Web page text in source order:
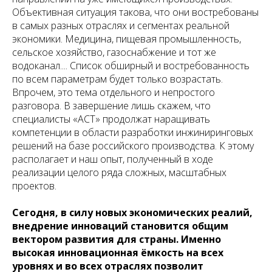
Объективная ситуация такова, что они востребованы
в самых разных отраслях и сегментах реальной
экономики. Медицина, пищевая промышленность,
сельское хозяйство, газоснабжение и тот же
водоканал.... Список обширный и востребованность
по всем параметрам будет только возрастать.
Впрочем, это тема отдельного и непростого
разговора. В завершение лишь скажем, что
специалисты «АСТ» продолжат наращивать
компетенции в области разработки инжиниринговых
решений на базе российского производства. К этому
располагает и наш опыт, полученный в ходе
реализации целого ряда сложных, масштабных
проектов.
Сегодня, в силу новых экономических реалий,
внедрение инноваций становится общим
вектором развития для страны. Именно
высокая инновационная ёмкость на всех
уровнях и во всех отраслях позволит